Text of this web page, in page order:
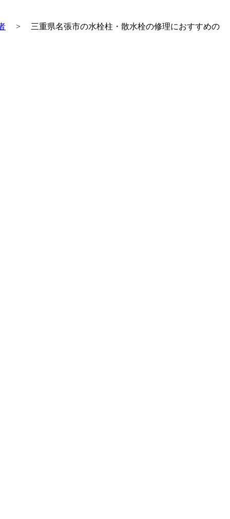
> 三重県名張市の水栓柱・散水栓の修理におすすめの